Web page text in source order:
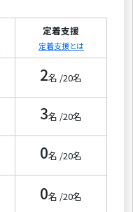
定着支援
定着支援とは
2名 /20名
3名 /20名
0名 /20名
0名 /20名